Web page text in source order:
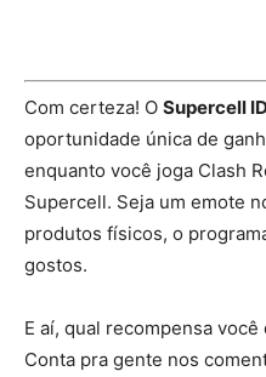
Com certeza! O Supercell
oportunidade única de
enquanto você joga Clash
Supercell. Seja um emote
produtos físicos, o
gostos.
E aí, qual recompensa
Conta pra gente nos